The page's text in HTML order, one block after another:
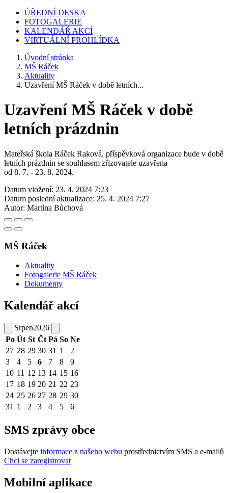
ÚŘEDNÍ DESKA
FOTOGALERIE
KALENDÁŘ AKCÍ
VIRTUÁLNÍ PROHLÍDKA
Úvodní stránka
MŠ Ráček
Aktuality
Uzavření MŠ Ráček v době letních...
Uzavření MŠ Ráček v době
letních prázdnin
Mateřská škola Ráček Raková, příspěvková organizace bude v době
letních prázdnin se souhlasem zřizovatele uzavřena
od 8. 7. - 23. 8. 2024.
Datum vložení: 23. 4. 2024 7:23
Datum poslední aktualizace: 25. 4. 2024 7:27
Autor: Martina Bůchová
MŠ Ráček
Aktuality
Fotogalerie MŠ Ráček
Dokumenty
Kalendář akcí
Srpen2026
Po Út St Čt Pá So Ne
27 28 29 30 31 1
2
3
4 5 6 7 8
9
10 11 12 13 14 15 16
17 18 19 20 21 22 23
24 25 26 27 28 29 30
31 1 2 3 4 5 6
SMS zprávy obce
Dostávejte informace z našeho webu prostřednictvím SMS a e-mailů
Chci se zaregistrovat
Mobilní aplikace